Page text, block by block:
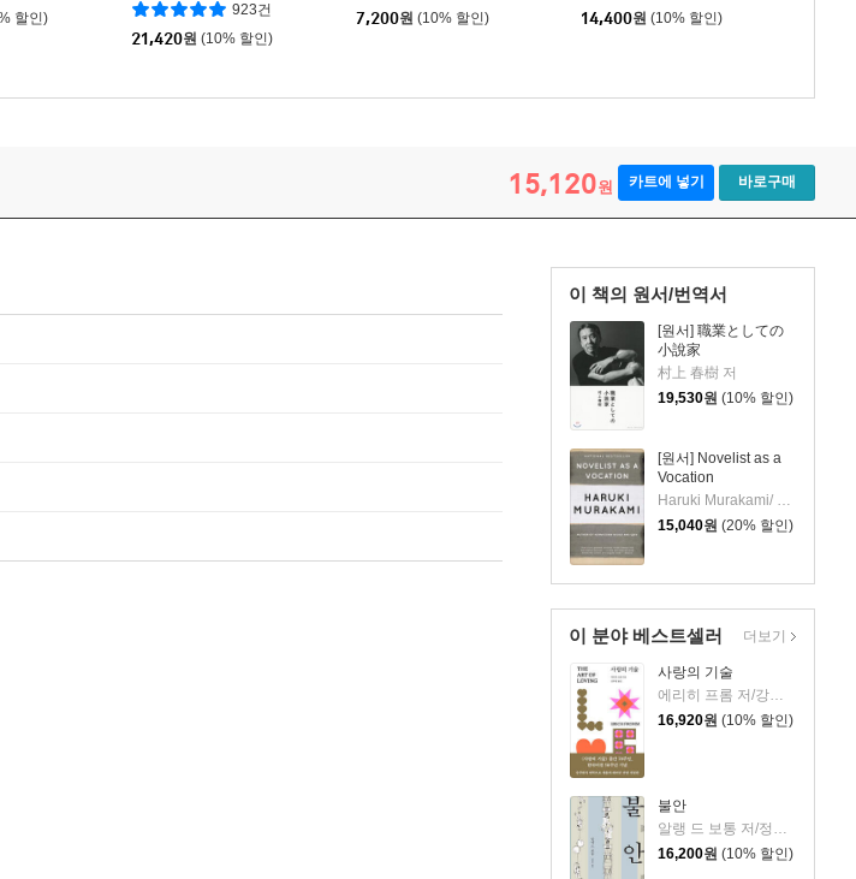
할인)
923건
21,420원 (10% 할인)
7,200원 (10% 할인)
14,400원 (10% 할인)
15,120원 카트에 넣기 바로구매
이 책의 원서/번역서
[원서] 職業としての
小說家
村上 春樹 저
19,530원 (10% 할인)
[원서] Novelist as a
Vocation
Haruki Murakami/ Philip Gabriel (TRN), Ted Goossen (TRN)
15,040원 (20% 할인)
이 분야 베스트셀러
사랑의 기술
에리히 프롬 저/강주헌 역
16,920원 (10% 할인)
불안
알랭 드 보통 저/정영목 역
16,200원 (10% 할인)
더보기